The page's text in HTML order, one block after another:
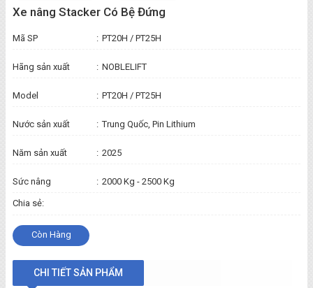
Xe nâng Stacker Có Bệ Đứng
Mã SP : PT20H / PT25H
Hãng sản xuất : NOBLELIFT
Model : PT20H / PT25H
Nước sản xuất : Trung Quốc, Pin Lithium
Năm sản xuất : 2025
Sức nâng : 2000 Kg - 2500 Kg
Chia sẻ:
Còn Hàng
CHI TIẾT SẢN PHẨM